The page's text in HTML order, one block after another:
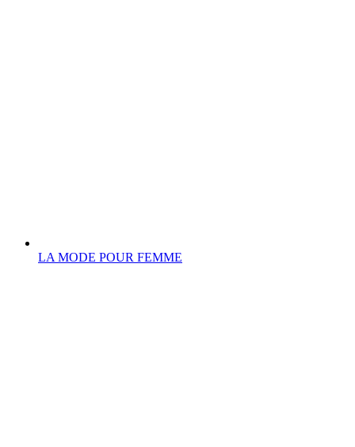
LA MODE POUR FEMME